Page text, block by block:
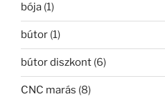
bója (1)
bútor (1)
bútor diszkont (6)
CNC marás (8)